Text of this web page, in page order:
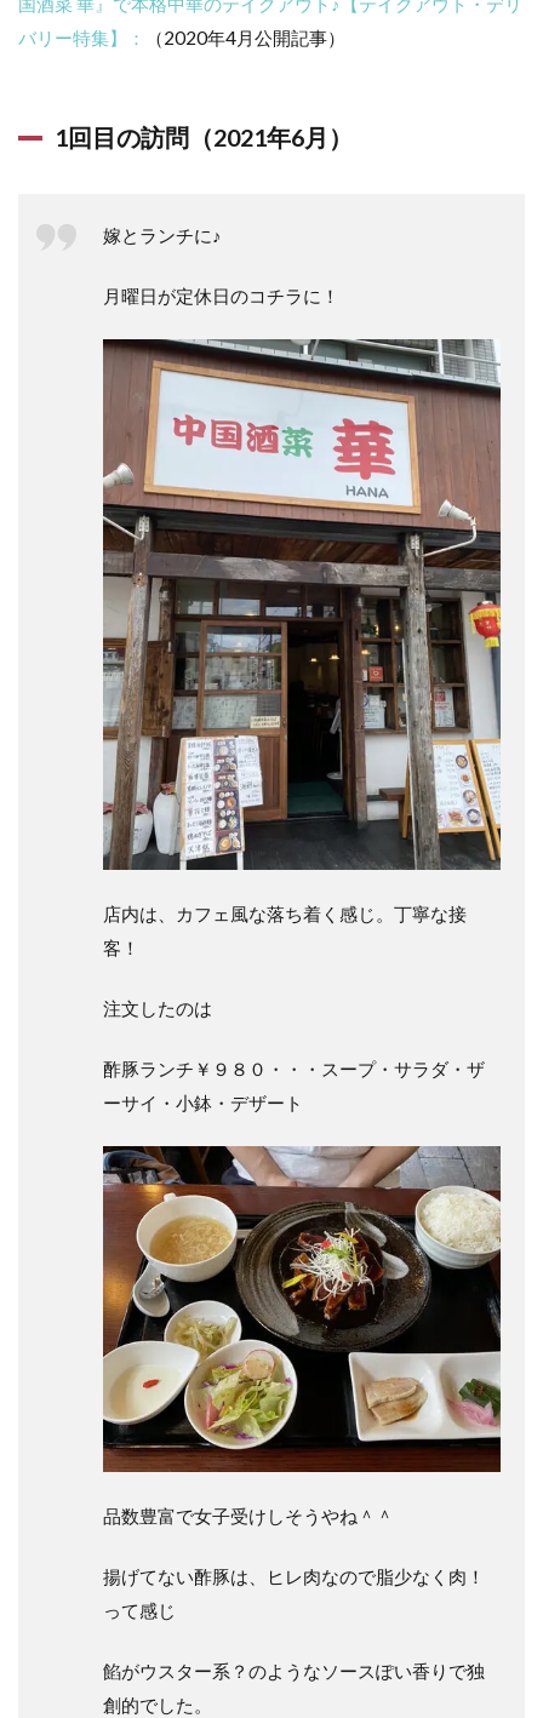
バリー特集】：
（2020年4月公開記事）
1回目の訪問（2021年6月）
嫁とランチに♪
月曜日が定休日のコチラに！
店内は、カフェ風な落ち着く感じ。丁寧な接
客！
注文したのは
酢豚ランチ￥９８０・・・スープ・サラダ・ザ
ーサイ・小鉢・デザート
品数豊富で女子受けしそうやね＾＾
揚げてない酢豚は、ヒレ肉なので脂少なく肉！
って感じ
餡がウスター系？のようなソースぽい香りで独
創的でした。